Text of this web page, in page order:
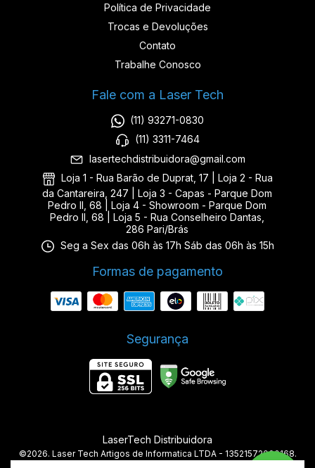
Política de Privacidade
Trocas e Devoluções
Contato
Trabalhe Conosco
Fale com a Laser Tech
(11) 93271-0830
(11) 3311-7464
lasertechdistribuidora@gmail.com
Loja 1 - Rua Barão de Duprat, 17 | Loja 2 - Rua
da Cantareira, 247 | Loja 3 - Capas - Parque Dom
Pedro II, 68 | Loja 4 - Showroom - Parque Dom
Pedro II, 68 | Loja 5 - Rua Conselheiro Dantas,
286 Pari/Brás
Seg a Sex das 06h às 17h Sáb das 06h às 15h
Formas de pagamento
Segurança
LaserTech Distribuidora
©2026. Laser Tech Artigos de Informatica LTDA - 13521572000168.